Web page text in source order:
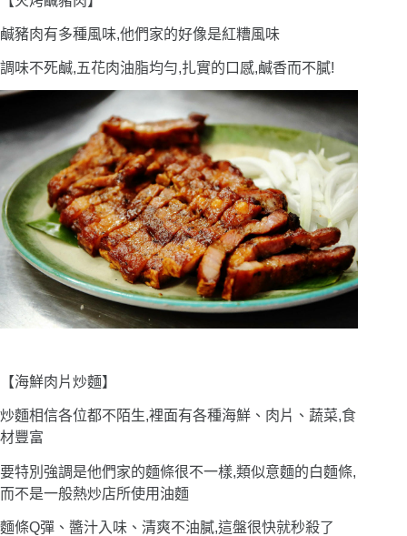
鹹豬肉有多種風味,他們家的好像是紅糟風味
調味不死鹹,五花肉油脂均勻,扎實的口感,鹹香而不膩!
【海鮮肉片炒麵】
炒麵相信各位都不陌生,裡面有各種海鮮、肉片、蔬菜,食
材豐富
要特別強調是他們家的麵條很不一樣,類似意麵的白麵條,
而不是一般熱炒店所使用油麵
麵條Q彈、醬汁入味、清爽不油膩,這盤很快就秒殺了